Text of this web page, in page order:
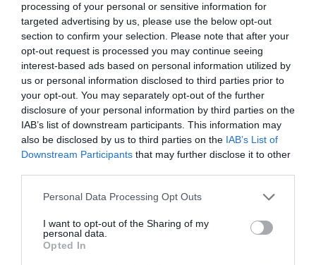
processing of your personal or sensitive information for
targeted advertising by us, please use the below opt-out
section to confirm your selection. Please note that after your
opt-out request is processed you may continue seeing
interest-based ads based on personal information utilized by
us or personal information disclosed to third parties prior to
your opt-out. You may separately opt-out of the further
disclosure of your personal information by third parties on the
IAB’s list of downstream participants. This information may
also be disclosed by us to third parties on the IAB’s List of
Downstream Participants that may further disclose it to other
Personal Data Processing Opt Outs
I want to opt-out of the Sharing of my
personal data.
Opted In
Όταν ο κινηματογράφος εμπνέει: Οι ταινίες που
βλέπουν ξανά και ξανά οι άνθρωποι της μόδας